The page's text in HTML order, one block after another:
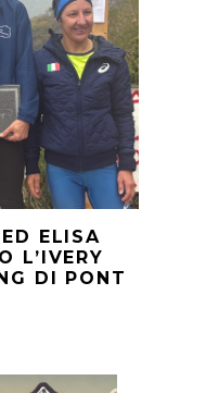
ELISA
L’IVERY
DI PONT